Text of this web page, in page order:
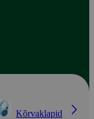
Kõrvaklapid